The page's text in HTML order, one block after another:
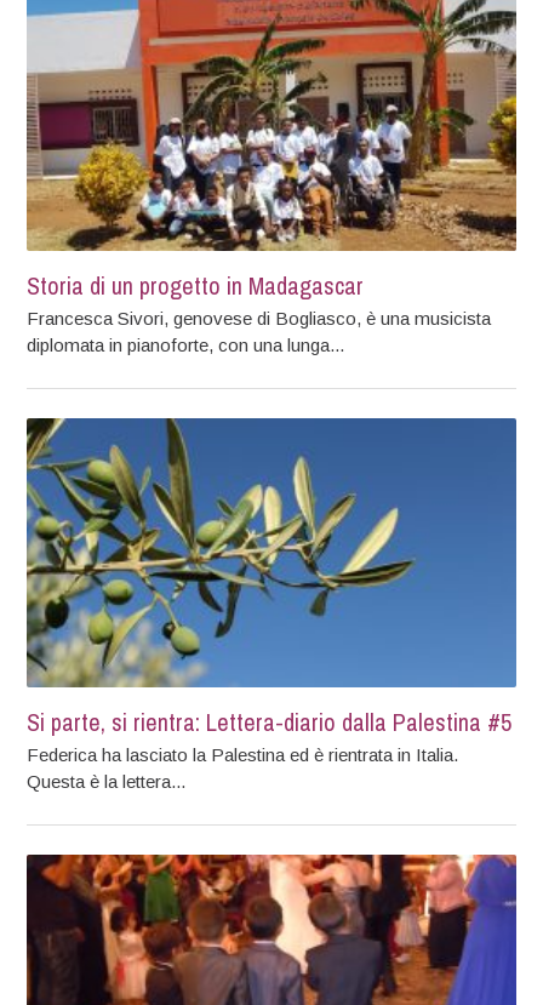
Storia di un progetto in Madagascar
Francesca Sivori, genovese di Bogliasco, è una musicista
diplomata in pianoforte, con una lunga...
Si parte, si rientra: Lettera-diario dalla Palestina #5
Federica ha lasciato la Palestina ed è rientrata in Italia.
Questa è la lettera...